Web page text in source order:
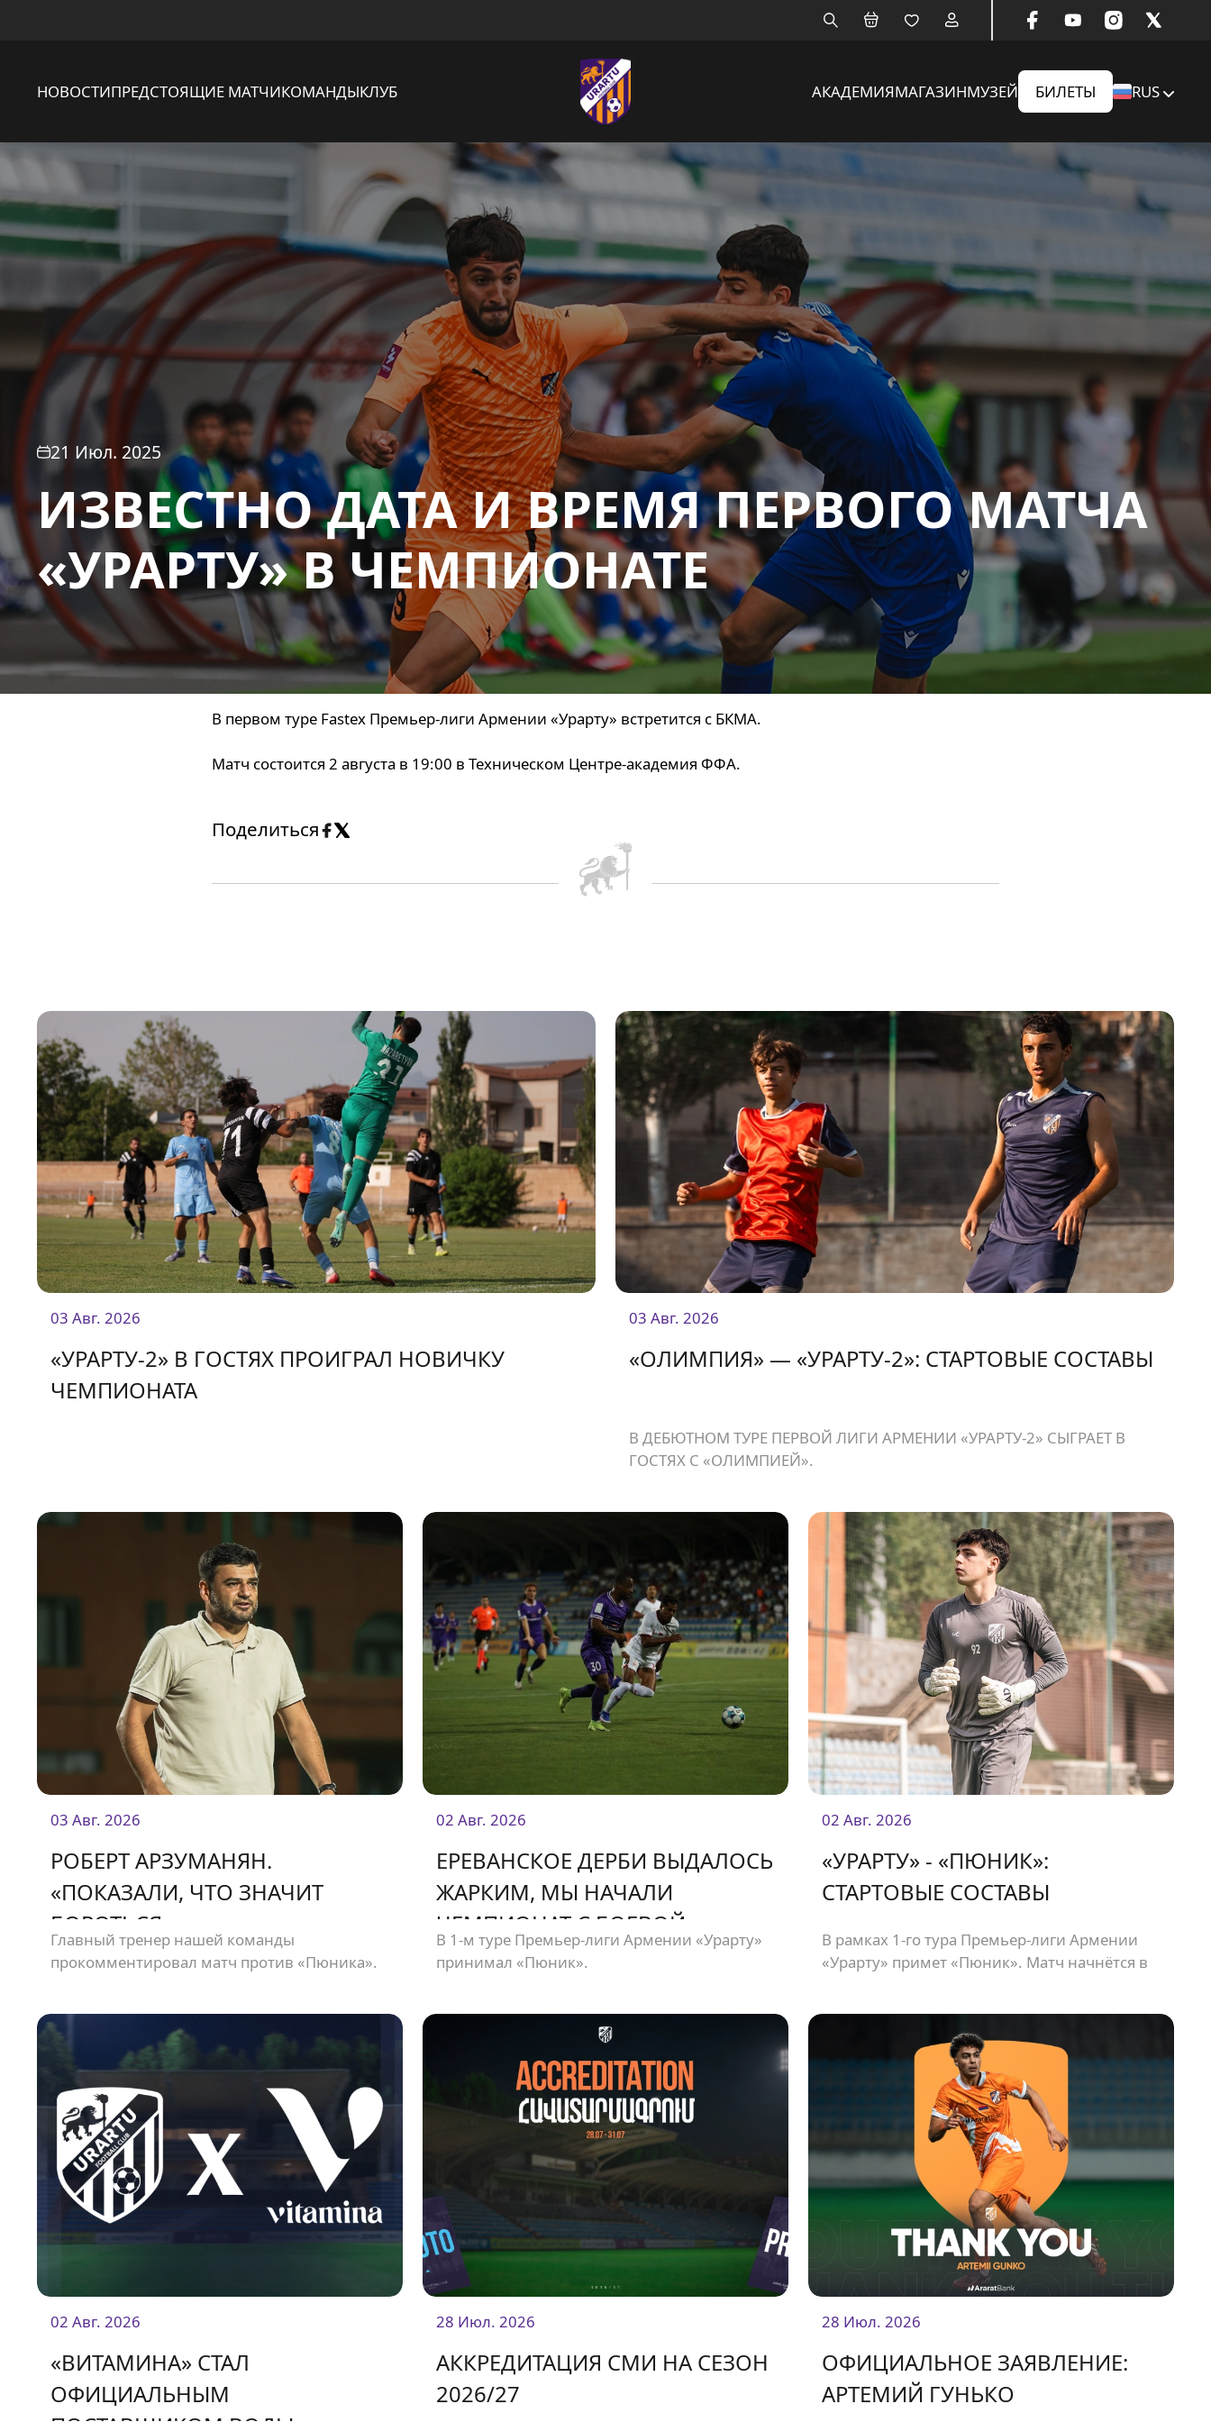
НОВОСТИПРЕДСТОЯЩИЕ МАТЧИКОМАНДЫКЛУБ АКАДЕМИЯМАГАЗИНМУЗЕЙ БИЛЕТЫ RUS
21 Июл. 2025
ИЗВЕСТНО ДАТА И ВРЕМЯ ПЕРВОГО МАТЧА
«УРАРТУ» В ЧЕМПИОНАТЕ
В первом туре Fastex Премьер-лиги Армении «Урарту» встретится с БКМА.
Матч состоится 2 августа в 19:00 в Техническом Центре-академия ФФА.
Поделиться
03 Авг. 2026
«УРАРТУ-2» В ГОСТЯХ ПРОИГРАЛ НОВИЧКУ
ЧЕМПИОНАТА
03 Авг. 2026
«ОЛИМПИЯ» — «УРАРТУ-2»: СТАРТОВЫЕ СОСТАВЫ
В ДЕБЮТНОМ ТУРЕ ПЕРВОЙ ЛИГИ АРМЕНИИ «УРАРТУ-2» СЫГРАЕТ В
ГОСТЯХ С «ОЛИМПИЕЙ».
03 Авг. 2026
РОБЕРТ АРЗУМАНЯН.
«ПОКАЗАЛИ, ЧТО ЗНАЧИТ
БОРОТЬСЯ»
Главный тренер нашей команды
прокомментировал матч против «Пюника».
02 Авг. 2026
ЕРЕВАНСКОЕ ДЕРБИ ВЫДАЛОСЬ
ЖАРКИМ, МЫ НАЧАЛИ
ЧЕМПИОНАТ С БОЕВОЙ
НИЧЬЕЙ
В 1-м туре Премьер-лиги Армении «Урарту»
принимал «Пюник».
02 Авг. 2026
«УРАРТУ» - «ПЮНИК»:
СТАРТОВЫЕ СОСТАВЫ
В рамках 1-го тура Премьер-лиги Армении
«Урарту» примет «Пюник». Матч начнётся в
02 Авг. 2026
«ВИТАМИНА» СТАЛ
ОФИЦИАЛЬНЫМ
28 Июл. 2026
АККРЕДИТАЦИЯ СМИ НА СЕЗОН
2026/27
28 Июл. 2026
ОФИЦИАЛЬНОЕ ЗАЯВЛЕНИЕ:
АРТЕМИЙ ГУНЬКО